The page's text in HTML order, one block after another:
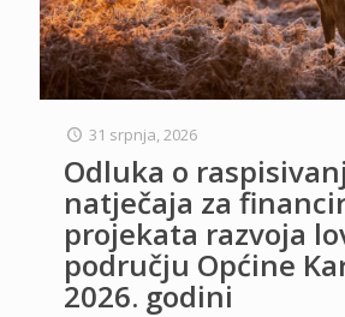
31 srpnja, 2026
Odluka o
natječaja za
projekata razvoja
području Općine
2026. godini